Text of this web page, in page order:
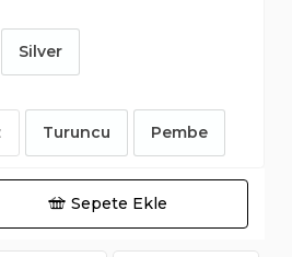
Silver
Turuncu Pembe
Sepete Ekle